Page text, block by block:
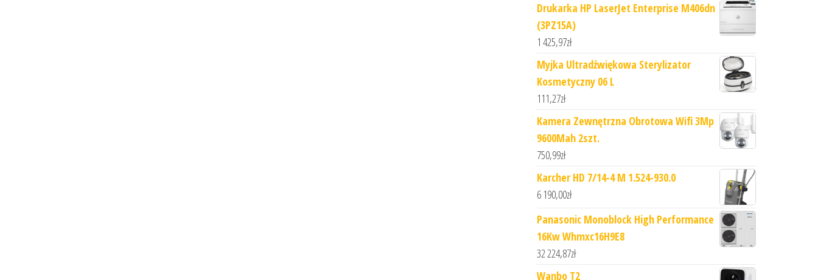
Drukarka HP LaserJet Enterprise M406dn
(3PZ15A)
1 425,97zł
Myjka Ultradźwiękowa Sterylizator
Kosmetyczny 06 L
111,27zł
Kamera Zewnętrzna Obrotowa Wifi 3Mp
9600Mah 2szt.
750,99zł
Karcher HD 7/14-4 M 1.524-930.0
6 190,00zł
Panasonic Monoblock High Performance
16Kw Whmxc16H9E8
32 224,87zł
Wanbo T2